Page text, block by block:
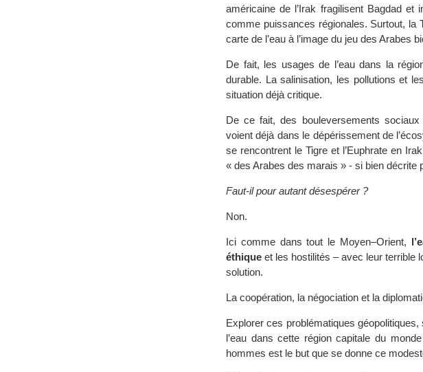
américaine de l’Irak fragilisent Bagdad et
comme puissances régionales. Surtout, la
carte de l’eau à l’image du jeu des Arabes
De fait, les usages de l’eau dans la
durable. La salinisation, les pollutions et
situation déjà critique.
De ce fait, des bouleversements
voient déjà dans le dépérissement de
se rencontrent le Tigre et l’Euphrate en
« des Arabes des marais » - si bien décrite
Faut-il pour autant désespérer ?
Non.
Ici comme dans tout le Moyen–Orient,
éthique et les hostilités – avec leur terrible
solution.
La coopération, la négociation et la
Explorer ces problématiques
l’eau dans cette région capitale du
hommes est le but que se donne ce